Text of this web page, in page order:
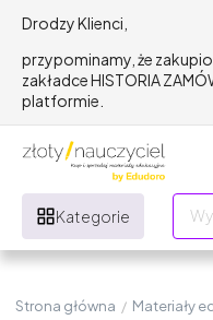
Drodzy Klienci,
przypominamy, że
zakładce HISTORIA
platformie.
Kategorie
Strona główna / Materiały